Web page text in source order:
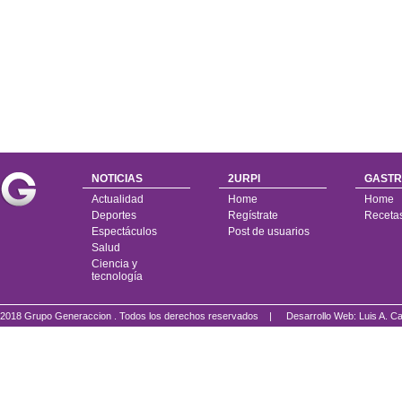
NOTICIAS
Actualidad
Deportes
Espectáculos
Salud
Ciencia y
tecnología
2URPI
Home
Regístrate
Post de usuarios
Home
2018 Grupo Generaccion . Todos los derechos reservados | Desarrollo Web: Luis